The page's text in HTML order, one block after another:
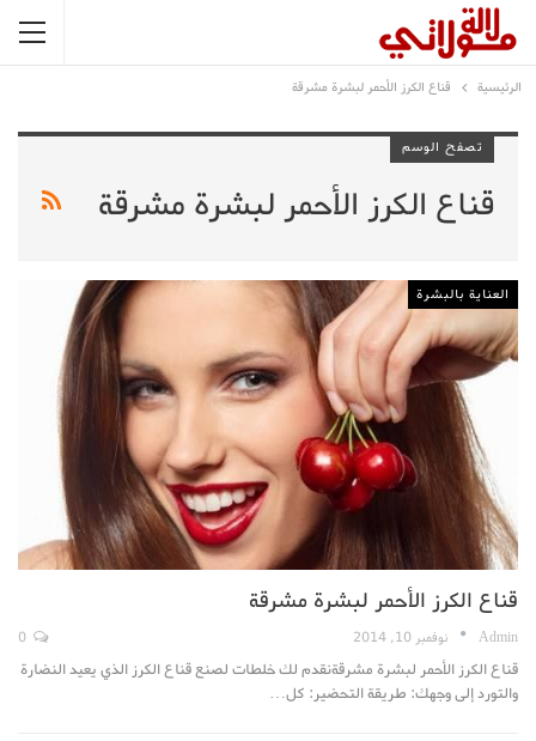
الرئيسية قناع الكرز الأحمر لبشرة مشرقة
تصفح الوسم
قناع الكرز الأحمر لبشرة مشرقة
العناية بالبشرة
قناع الكرز الأحمر لبشرة مشرقة
Admin نوفمبر 10, 2014
قناع الكرز الأحمر لبشرة مشرقةنقدم لك خلطات لصنع قناع الكرز الذي يعيد النضارة
والتورد إلى وجهك: طريقة التحضير: كل…